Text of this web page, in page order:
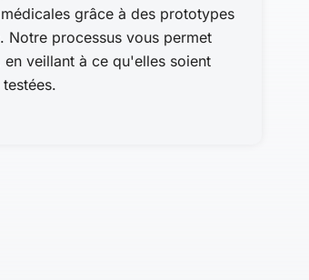
grâce à des prototypes
Notre processus vous permet
veillant à ce qu'elles soient